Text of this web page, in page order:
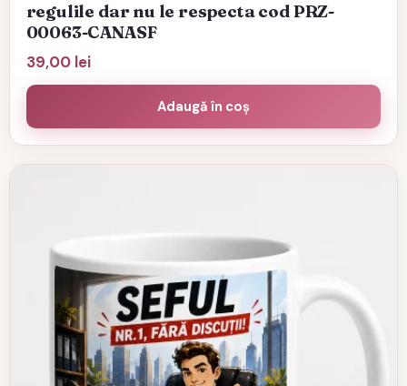
regulile dar nu le respecta cod PRZ-
00063-CANASF
39,00 lei
Adaugă în coș